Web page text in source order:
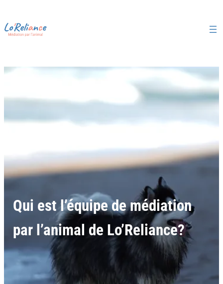
Qui est l’équipe de médiation
par l’animal de Lo’Reliance?